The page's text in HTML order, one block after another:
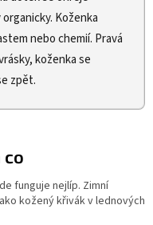
Koženka
nebo chemií. Pravá
koženka se
zpět.
co
funguje nejlíp. Zimní
kožený křivák v lednových